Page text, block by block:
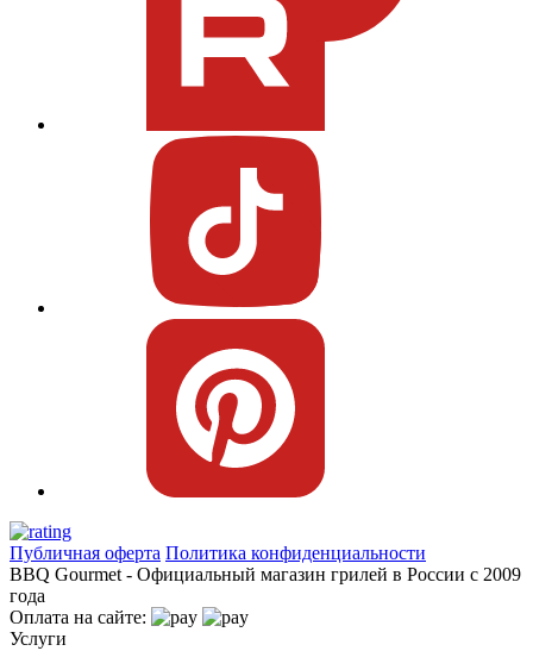
Публичная оферта Политика конфиденциальности
BBQ Gourmet - Официальный магазин грилей в России с 2009
года
Оплата на сайте:
Услуги